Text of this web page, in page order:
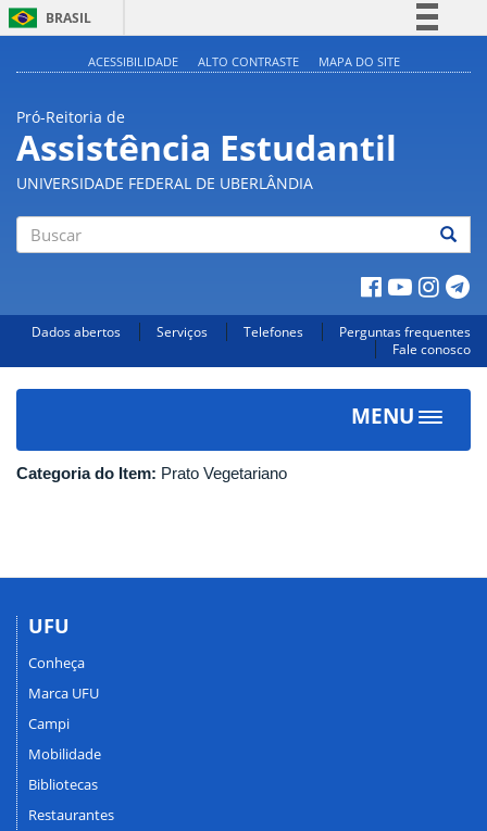
BRASIL
Acesso à informação
Legislação
Canais
ACESSIBILIDADE ALTO CONTRASTE MAPA DO SITE
Pró-Reitoria de
Assistência Estudantil
UNIVERSIDADE FEDERAL DE UBERLÂNDIA
Dados abertos Serviços Telefones
Perguntas frequentes
Fale conosco
MENU
Toggle
Categoria do Item: Prato Vegetariano
UFU
Conheça
Marca UFU
Campi
Mobilidade
Bibliotecas
Restaurantes